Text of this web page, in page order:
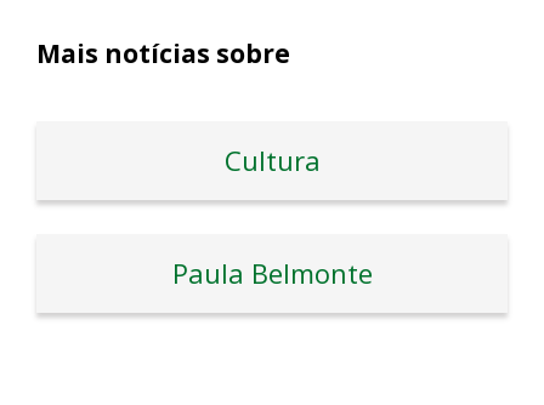
Mais notícias sobre
Cultura
Paula Belmonte